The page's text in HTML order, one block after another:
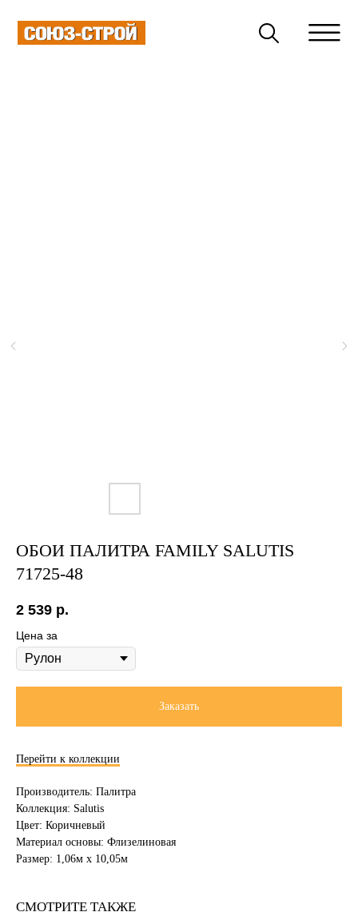
ОБОИ ПАЛИТРА FAMILY SALUTIS
71725-48
2 539 р.
Цена за
Заказать
Перейти к коллекции
Производитель: Палитра
Коллекция: Salutis
Цвет: Коричневый
Материал основы: Флизелиновая
Размер: 1,06м х 10,05м
СМОТРИТЕ ТАКЖЕ